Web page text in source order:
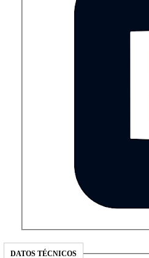
DATOS TÉCNICOS